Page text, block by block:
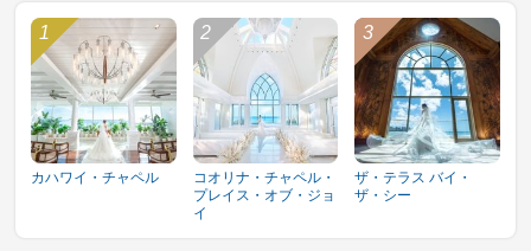
カハワイ・チャペル
コオリナ・チャペル・
プレイス・オブ・ジョ
イ
ザ・テラス バイ・
ザ・シー